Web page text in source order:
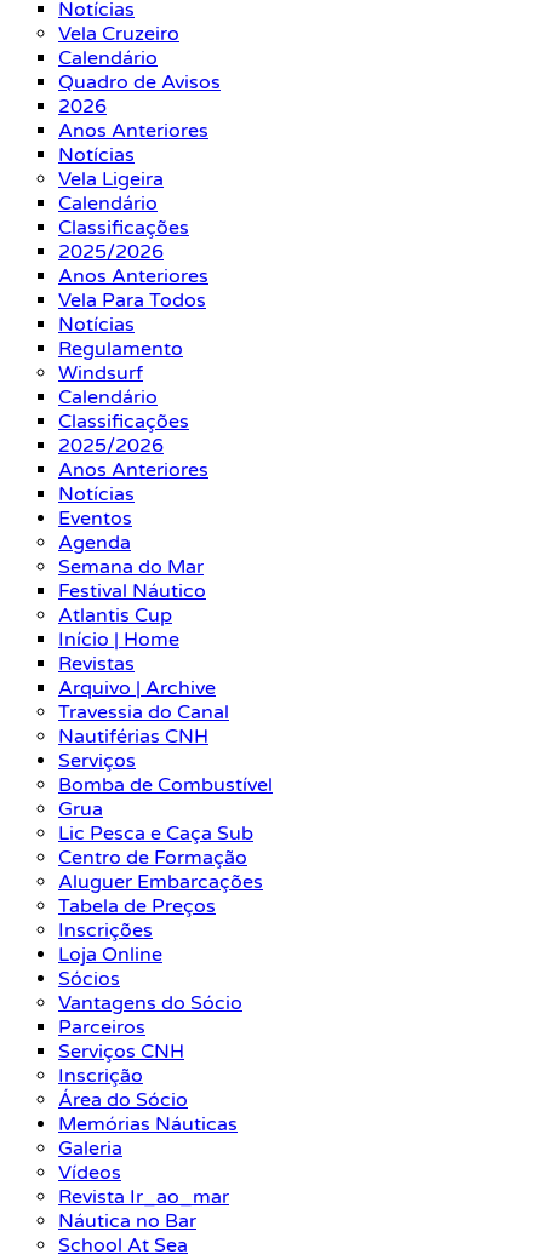
Notícias
Vela Cruzeiro
Calendário
Quadro de Avisos
2026
Anos Anteriores
Notícias
Vela Ligeira
Calendário
Classificações
2025/2026
Anos Anteriores
Vela Para Todos
Notícias
Regulamento
Windsurf
Calendário
Classificações
2025/2026
Anos Anteriores
Notícias
Eventos
Agenda
Semana do Mar
Festival Náutico
Atlantis Cup
Início | Home
Revistas
Arquivo | Archive
Travessia do Canal
Nautiférias CNH
Serviços
Bomba de Combustível
Grua
Lic Pesca e Caça Sub
Centro de Formação
Aluguer Embarcações
Tabela de Preços
Inscrições
Loja Online
Sócios
Vantagens do Sócio
Parceiros
Serviços CNH
Inscrição
Área do Sócio
Memórias Náuticas
Galeria
Vídeos
Revista Ir_ao_mar
Náutica no Bar
School At Sea